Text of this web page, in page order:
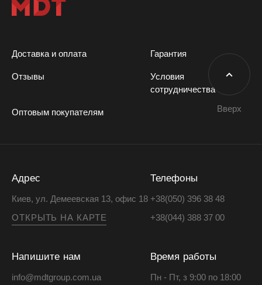
Доставка и оплата Гарантия
Отзывы
Условия
сотрудничества
Оптовым покупателям
Адрес
Киев, ул. Демеевская 13, офис 18
ОТКРЫТЬ НА КАРТЕ
Телефоны
+38(050) 396 38 48
+38(044) 388 37 00
Напишите нам
info@mdtgroup.com.ua
Время работы
Пн - Пт, з 9:00 по 18:00
Вверх